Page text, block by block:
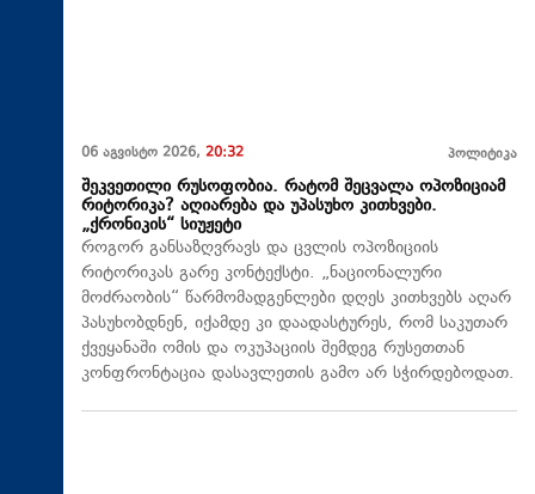
06 აგვისტო 2026, 20:32 პოლიტიკა
შეკვეთილი რუსოფობია. რატომ შეცვალა ოპოზიციამ
რიტორიკა? აღიარება და უპასუხო კითხვები.
„ქრონიკის“ სიუჟეტი
როგორ განსაზღვრავს და ცვლის ოპოზიციის
რიტორიკას გარე კონტექსტი. „ნაციონალური
მოძრაობის“ წარმომადგენლები დღეს კითხვებს აღარ
პასუხობდნენ, იქამდე კი დაადასტურეს, რომ საკუთარ
ქვეყანაში ომის და ოკუპაციის შემდეგ რუსეთთან
კონფრონტაცია დასავლეთის გამო არ სჭირდებოდათ.